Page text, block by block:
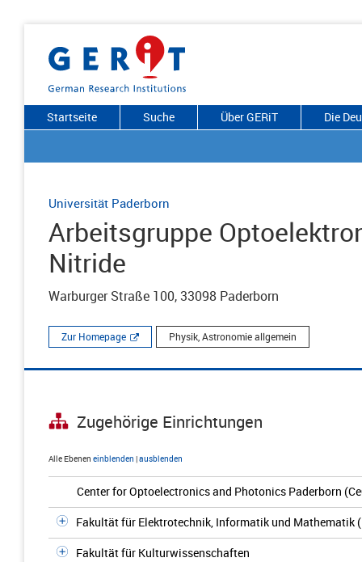
Startseite Suche Über GERiT Die
Universität Paderborn
Arbeitsgruppe
Nitride
Warburger Straße 100, 33098 Paderborn
Zur Homepage Physik, Astronomie allgemein
Zugehörige Einrichtungen
Alle Ebenen einblenden |ausblenden
Center for Optoelectronics and Photonics Paderborn
Fakultät für Elektrotechnik, Informatik und Mathematik
Fakultät für Kulturwissenschaften